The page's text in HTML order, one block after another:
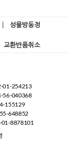
성물방동정
교환반품취소
01-254213
56-040368
155129
648852
01-8878101